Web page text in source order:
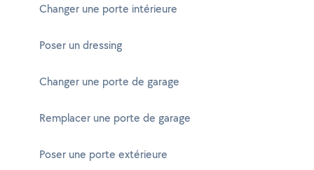
Changer une porte intérieure
Poser un dressing
Changer une porte de garage
Remplacer une porte de garage
Poser une porte extérieure